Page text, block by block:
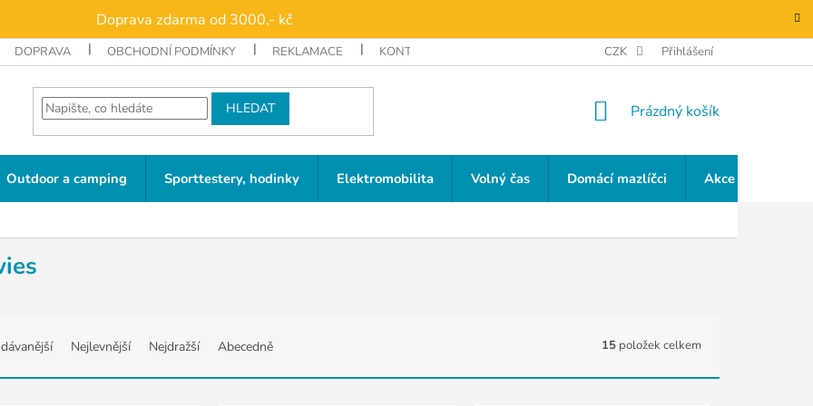
Doprava zdarma od 3000,- kč
DOPRAVA OBCHODNÍ PODMÍNKY REKLAMACE KONTAKTY CZK Přihlášení
HLEDAT
NÁKUPNÍ
Prázdný košík
Outdoor a camping Sporttestery, hodinky Elektromobilita Volný čas Domácí mazlíčci Akce a slevy
Nejlevnější Nejdražší Abecedně 15 položek celkem